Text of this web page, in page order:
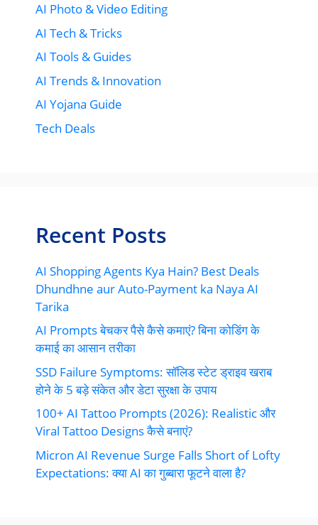
AI Photo & Video Editing
AI Tech & Tricks
AI Tools & Guides
AI Trends & Innovation
AI Yojana Guide
Tech Deals
Recent Posts
AI Shopping Agents Kya Hain? Best Deals
Dhundhne aur Auto-Payment ka Naya AI
Tarika
AI Prompts बेचकर पैसे कैसे कमाएं? बिना कोडिंग के
कमाई का आसान तरीका
SSD Failure Symptoms: सॉलिड स्टेट ड्राइव खराब
होने के 5 बड़े संकेत और डेटा सुरक्षा के उपाय
100+ AI Tattoo Prompts (2026): Realistic और
Viral Tattoo Designs कैसे बनाएं?
Micron AI Revenue Surge Falls Short of Lofty
Expectations: क्या AI का गुब्बारा फूटने वाला है?